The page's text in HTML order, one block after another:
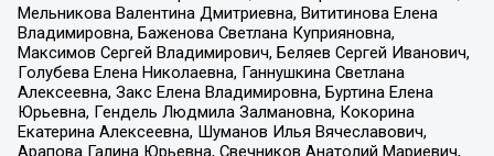
Мельникова Валентина Дмитриевна, Вититинова Елена
Владимировна, Баженова Светлана Куприяновна,
Максимов Сергей Владимирович, Беляев Сергей Иванович,
Голубева Елена Николаевна, Ганнушкина Светлана
Алексеевна, Закс Елена Владимировна, Буртина Елена
Юрьевна, Гендель Людмила Залмановна, Кокорина
Екатерина Алексеевна, Шуманов Илья Вячеславович,
Арапова Галина Юрьевна, Свечников Анатолий Мариевич,